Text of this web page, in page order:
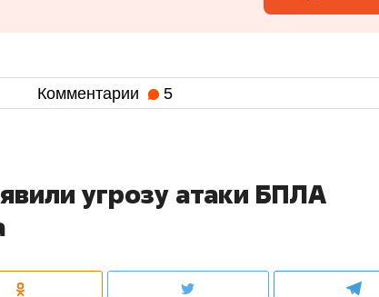
Комментарии 5
угрозу атаки БПЛА